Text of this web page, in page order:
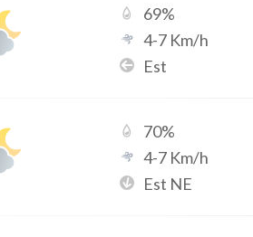
69%
4-7 Km/h
Est
70%
4-7 Km/h
Est NE